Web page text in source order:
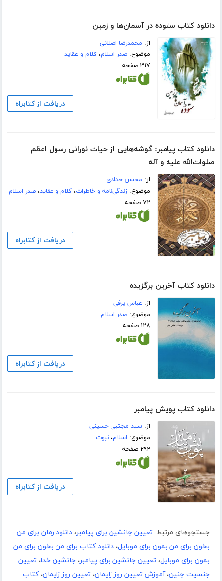
دانلود کتاب ستوده در آسمان‌ها و زمین
از: محمدرضا اصلانی
موضوع:صدر اسلام،کلام و عقاید
۳۱۷ صفحه
دریافت از کتابراه
دانلود کتاب پیامبر: گوشه‌هایی از حیات نورانی رسول اعظم
صلوات‌الله علیه و آله
از: محسن حدادی
موضوع:زندگی‌نامه و خاطرات،کلام و عقاید،صدر اسلام
۷۲ صفحه
دریافت از کتابراه
دانلود کتاب آخرین برگزیده
از: عباس یرفی
موضوع:صدر اسلام
۱۲۸ صفحه
دریافت از کتابراه
دانلود کتاب پویش پیامبر
از:سید مجتبی حسینی
موضوع: اسلام،نبوت
۲۹۲ صفحه
دریافت از کتابراه
جستجوهای مرتبط: تعیین جانشین برای پیامبر، دانلود رمان برای من
بخون برای من بمون برای موبایل، دانلود کتاب برای من بخون برای من
بمون برای موبایل، تعیین جانشین برای پیامبر، جانشین خدا، تعیین
جنسیت جنین،آموزش تعیین روز زایمان، تعیین روز زایمان،کتاب